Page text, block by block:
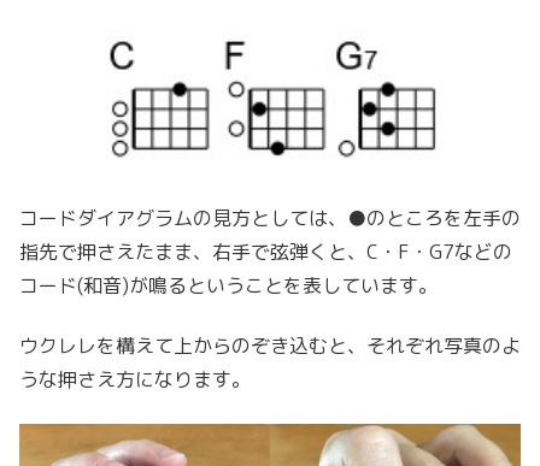
コードダイアグラムの見方としては、●のところを左手の
指先で押さえたまま、右手で弦弾くと、C・F・G7などの
コード(和音)が鳴るということを表しています。
ウクレレを構えて上からのぞき込むと、それぞれ写真のよ
うな押さえ方になります。